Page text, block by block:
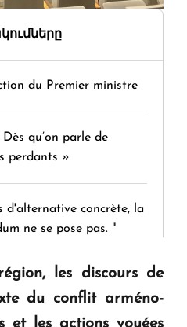
du Premier ministre
qu’on parle de
perdants »
d'alternative concrète, la
ne se pose pas. "
de résilience et d'avenir
les discours de
du conflit arméno-